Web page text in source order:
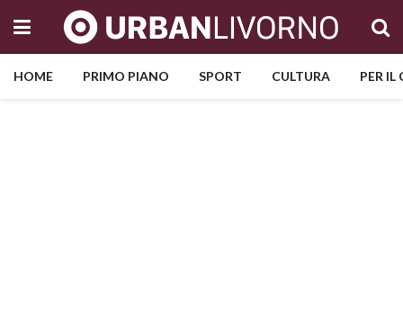
HOME PRIMO PIANO SPORT CULTURA PER